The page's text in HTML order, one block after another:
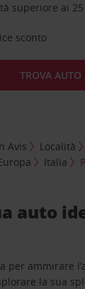
superiore ai
sconto
TROVA AUTO
Avis
Località
Italia
auto
per ammirare
la sua